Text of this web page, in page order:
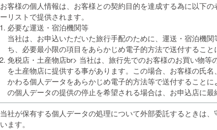
お客様の個人情報は、お客様との契約目的を達成する為に以下
ーリストで提供されます。
必要な運送・宿泊機関等
当社は、お申込いただいた旅行手配のために、運送・宿泊機
ち、必要最小限の項目をあらかじめ電子的方法で送付すること
免税店・土産物店br> 当社は、旅行先でのお客様のお買い物
を土産物店に提供する事があります。この場合、お客様の氏
かわる個人データをあらかじめ電子的方法等で送付すること
の個人データの提供の停止を希望される場合は、お申込店に最
当社が保有する個人データの処理について外部委託するときは
います。